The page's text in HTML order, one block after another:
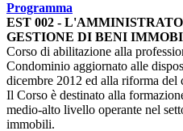
Programma
EST 002 -
GESTIONE DI BENI
Corso di abilitazione alla
Condominio aggiornato alle
dicembre 2012 ed alla riforma del
Il Corso è destinato alla
medio-alto livello operante nel
immobili.